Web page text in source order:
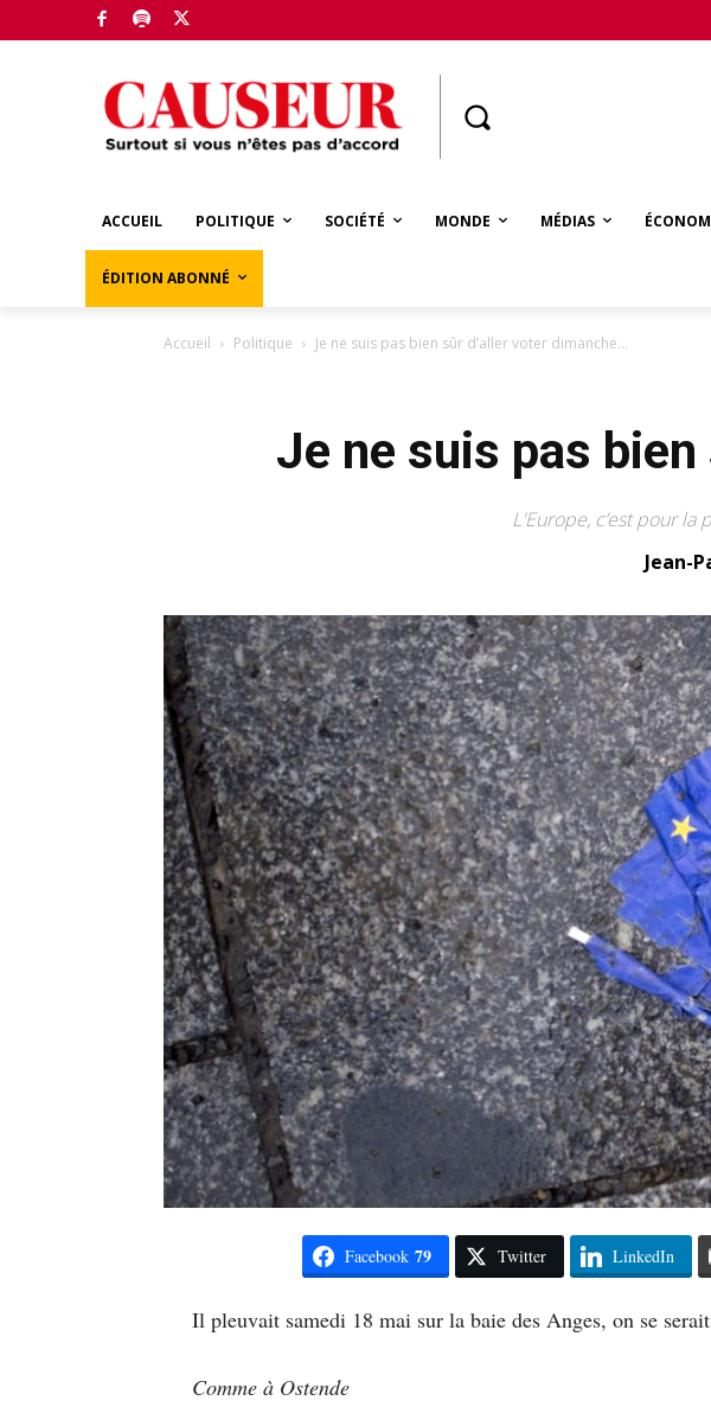
ACCUEIL POLITIQUE SOCIÉTÉ MONDE MÉDIAS
ÉDITION ABONNÉ
Accueil Politique Je ne suis pas bien sûr d’aller voter dimanche…
Je ne suis pas
L'Europe, c’est pour
Jean-
Facebook 79 Twitter LinkedIn
Il pleuvait samedi 18 mai sur la baie des Anges, on se
Comme à Ostende